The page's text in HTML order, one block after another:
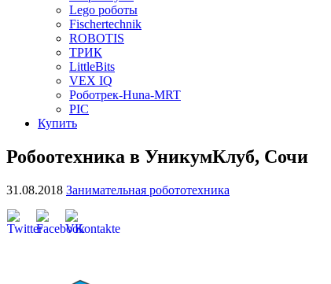
Lego роботы
Fischertechnik
ROBOTIS
ТРИК
LittleBits
VEX IQ
Роботрек-Huna-MRT
PIC
Купить
Робоотехника в УникумКлуб, Сочи
31.08.2018 Занимательная робототехника